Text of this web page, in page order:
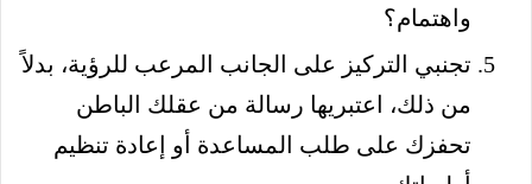
واهتمام؟
تجنبي التركيز على الجانب المرعب للرؤية، بدلاً
من ذلك، اعتبريها رسالة من عقلك الباطن
تحفزك على طلب المساعدة أو إعادة تنظيم